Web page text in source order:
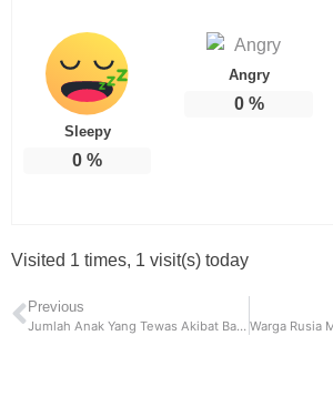
Sleepy
0 %
Angry
0%
Visited 1 times, 1 visit(s) today
Previous
Jumlah Anak Yang Tewas Akibat Bakteri Strep A di Inggris , Kini Mencapai 24 Orang